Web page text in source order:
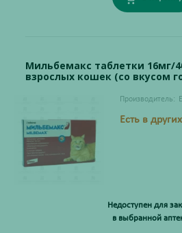
Мильбемакс таблетки 16мг/
взрослых кошек (со вкусом
Производитель:
Есть в
Недоступен для
в выбранной